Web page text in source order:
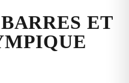
ET